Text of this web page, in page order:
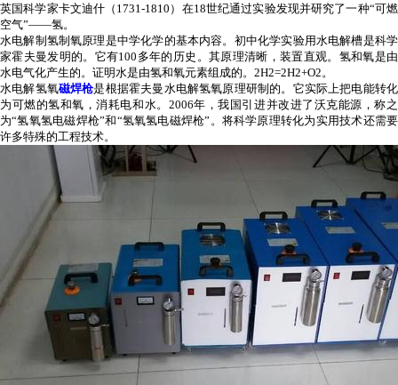
英国科学家卡文迪什（1731-1810）在18世纪通过实验发现并研究了一种“可燃
空气”——氢。
水电解制氢制氧原理是中学化学的基本内容。初中化学实验用水电解槽是科学
家霍夫曼发明的。它有100多年的历史。其原理清晰，装置直观。氢和氧是由
水电气化产生的。证明水是由氢和氧元素组成的。2H2=2H2+O2。
水电解氢氧磁焊枪是根据霍夫曼水电解氢氧原理研制的。它实际上把电能转化
为可燃的氢和氧，消耗电和水。2006年，我国引进并改进了沃克能源，称之
为“氢氧氢电磁焊枪”和“氢氧氢电磁焊枪”。将科学原理转化为实用技术还需要
许多特殊的工程技术。